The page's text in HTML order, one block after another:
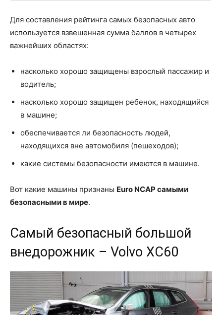
Для составления рейтинга самых безопасных авто
используется взвешенная сумма баллов в четырех
важнейших областях:
насколько хорошо защищены взрослый пассажир и
водитель;
насколько хорошо защищен ребенок, находящийся
в машине;
обеспечивается ли безопасность людей,
находящихся вне автомобиля (пешеходов);
какие системы безопасности имеются в машине.
Вот какие машины признаны Euro NCAP самыми
безопасными в мире.
Самый безопасный большой
внедорожник – Volvo XC60